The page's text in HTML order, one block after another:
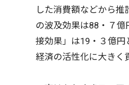
した消費額などから
の波及効果は88・７
接効果」は19・３億
経済の活性化に大きく